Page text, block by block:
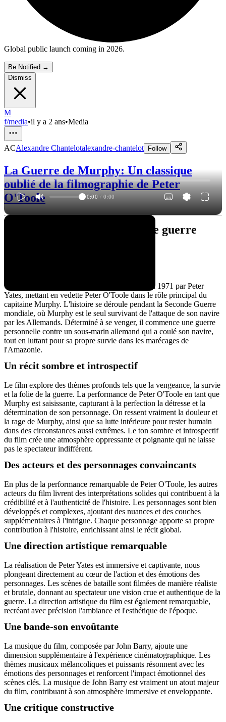
Global public launch coming in 2026.
Be Notified →
Dismiss
M
f/media•il y a 2 ans•Media
ACAlexandre Chantelotalexandre-chantelot Follow
La Guerre de Murphy: Un classique
oublié de la filmographie de Peter
O'Toole
0:00 / 0:00
"Murphy's War" : Un film de guerre
"Murphy's War" est un film de guerre réalisé en 1971 par Peter
Yates, mettant en vedette Peter O'Toole dans le rôle principal du
capitaine Murphy. L'histoire se déroule pendant la Seconde Guerre
mondiale, où Murphy est le seul survivant de l'attaque de son navire
par les Allemands. Déterminé à se venger, il commence une guerre
personnelle contre un sous-marin allemand qui a coulé son navire,
tout en luttant pour sa propre survie dans les marécages de
l'Amazonie.
Un récit sombre et introspectif
Le film explore des thèmes profonds tels que la vengeance, la survie
et la folie de la guerre. La performance de Peter O'Toole en tant que
Murphy est saisissante, capturant à la perfection la détresse et la
détermination de son personnage. On ressent vraiment la douleur et
la rage de Murphy, ainsi que sa lutte intérieure pour rester humain
dans des circonstances aussi extrêmes. Le ton sombre et introspectif
du film crée une atmosphère oppressante et poignante qui ne laisse
pas le spectateur indifférent.
Des acteurs et des personnages convaincants
En plus de la performance remarquable de Peter O'Toole, les autres
acteurs du film livrent des interprétations solides qui contribuent à la
crédibilité et à l'authenticité de l'histoire. Les personnages sont bien
développés et complexes, ajoutant des nuances et des couches
supplémentaires à l'intrigue. Chaque personnage apporte sa propre
contribution à l'histoire, enrichissant ainsi le récit global.
Une direction artistique remarquable
La réalisation de Peter Yates est immersive et captivante, nous
plongeant directement au cœur de l'action et des émotions des
personnages. Les scènes de bataille sont filmées de manière réaliste
et brutale, donnant au spectateur une vision crue et authentique de la
guerre. La direction artistique du film est également remarquable,
recréant avec précision l'ambiance et l'esthétique de l'époque.
Une bande-son envoûtante
La musique du film, composée par John Barry, ajoute une
dimension supplémentaire à l'expérience cinématographique. Les
thèmes musicaux mélancoliques et puissants résonnent avec les
émotions des personnages et renforcent l'impact émotionnel des
scènes clés. La musique de John Barry est vraiment un atout majeur
du film, contribuant à son atmosphère immersive et enveloppante.
Une critique constructive